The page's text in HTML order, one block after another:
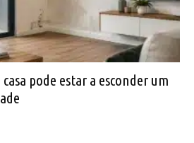
casa pode estar a esconder um